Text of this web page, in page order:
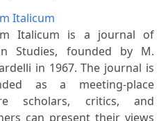
Italicum
Italicum is a journal of
Studies, founded by M.
in 1967. The journal is
as a meeting-place
scholars, critics, and
can present their views